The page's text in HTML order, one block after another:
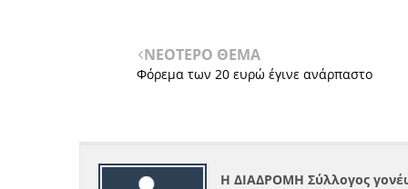
ΝΕΟΤΕΡΟ ΘΕΜΑ
Φόρεμα των 20 ευρώ έγινε ανάρπαστο
Η ΔΙΑΔΡΟΜΗ Σύλλογος